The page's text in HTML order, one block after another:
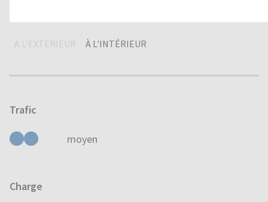
À L'EXTÉRIEUR À L'INTÉRIEUR
Trafic
moyen
Charge